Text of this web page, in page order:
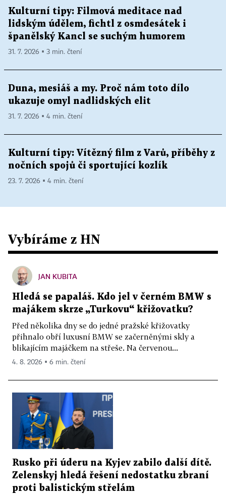
Kulturní tipy: Filmová meditace nad
lidským údělem, fichtl z osmdesátek i
španělský Kancl se suchým humorem
31. 7. 2026 ▪ 3 min. čtení
Duna, mesiáš a my. Proč nám toto dílo
ukazuje omyl nadlidských elit
31. 7. 2026 ▪ 4 min. čtení
Kulturní tipy: Vítězný film z Varů, příběhy z
nočních spojů či sportující kozlík
23. 7. 2026 ▪ 4 min. čtení
Vybíráme z HN
JAN KUBITA
Hledá se papaláš. Kdo jel v černém BMW s
majákem skrze „Turkovu“ křižovatku?
Před několika dny se do jedné pražské křižovatky
přihnalo obří luxusní BMW se začerněnými skly a
blikajícím majáčkem na střeše. Na červenou...
4. 8. 2026 ▪ 6 min. čtení
Rusko při úderu na Kyjev zabilo další dítě.
Zelenskyj hledá řešení nedostatku zbraní
proti balistickým střelám